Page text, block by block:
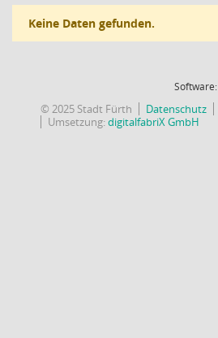
Keine Daten gefunden.
Software:
© 2025 Stadt Fürth Datenschutz
Umsetzung:digitalfabriX GmbH